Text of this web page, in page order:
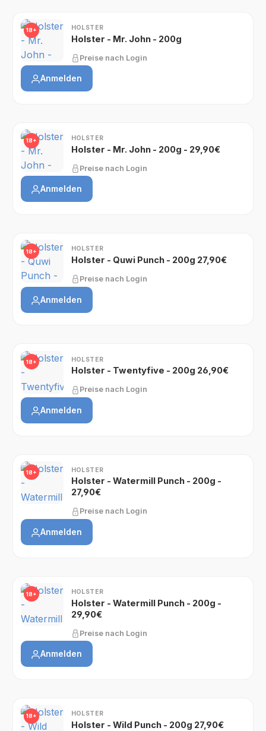
18+ HOLSTER
Holster - Mr. John - 200g
Preise nach Login
Anmelden
18+ HOLSTER
Holster - Mr. John - 200g - 29,90€
Preise nach Login
Anmelden
18+ HOLSTER
Holster - Quwi Punch - 200g 27,90€
Preise nach Login
Anmelden
18+ HOLSTER
Holster - Twentyfive - 200g 26,90€
Preise nach Login
Anmelden
18+ HOLSTER
Holster - Watermill Punch - 200g -
27,90€
Preise nach Login
Anmelden
18+ HOLSTER
Holster - Watermill Punch - 200g -
29,90€
Preise nach Login
Anmelden
18+ HOLSTER
Holster - Wild Punch - 200g 27,90€